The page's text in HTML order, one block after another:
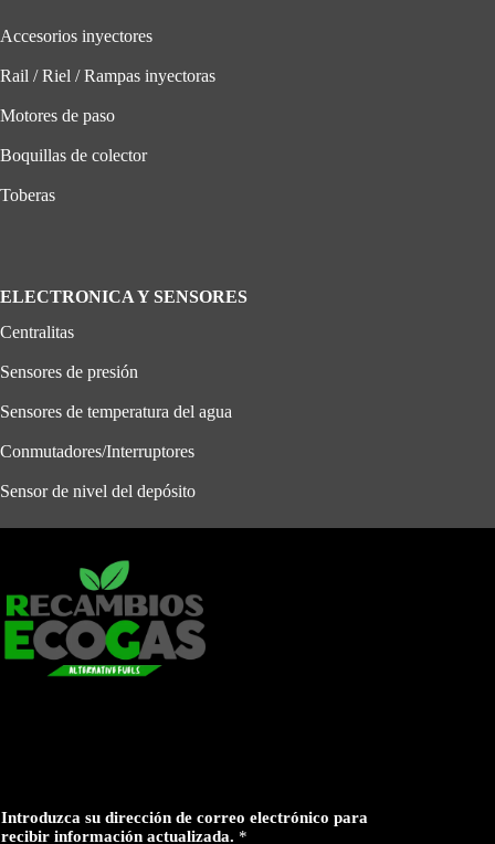
Accesorios inyectores
Rail / Riel / Rampas inyectoras
Motores de paso
Boquillas de colector
Toberas
ELECTRONICA Y SENSORES
Centralitas
Sensores de presión
Sensores de temperatura del agua
Conmutadores/Interruptores
Sensor de nivel del depósito
e
c
Introduzca su dirección de correo electrónico para
recibir información actualizada. *